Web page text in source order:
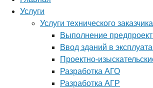
Услуги
Услуги технического заказчика
Выполнение
Ввод зданий в
Проектно-
Разработка АГО
Разработка АГР